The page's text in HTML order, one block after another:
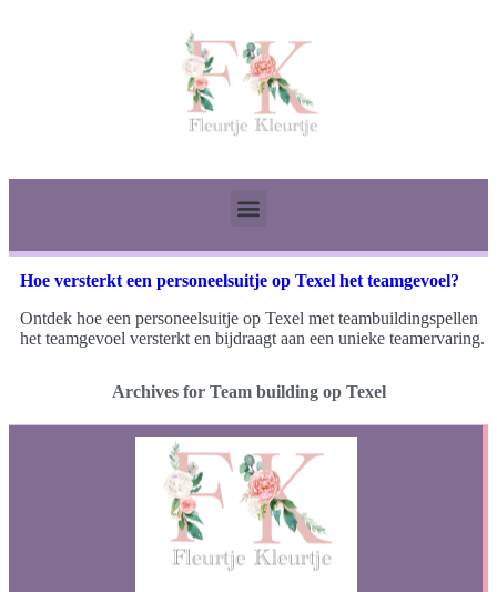
Hoe versterkt een personeelsuitje op Texel het teamgevoel?
Ontdek hoe een personeelsuitje op Texel met teambuildingspellen
het teamgevoel versterkt en bijdraagt aan een unieke teamervaring.
Archives for Team building op Texel